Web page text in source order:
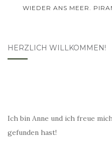
WIEDER ANS MEER.
HERZLICH WILLKOMMEN!
Ich bin Anne und ich freue
gefunden hast!